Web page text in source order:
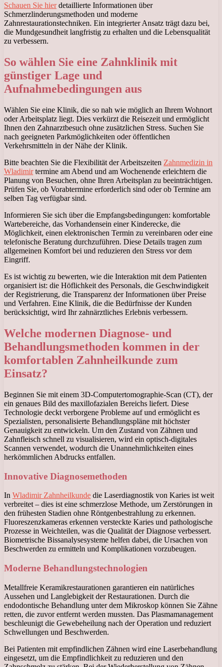
Schauen Sie hierdetaillierte Informationen über
Schmerzlinderungsmethoden und moderne
Zahnrestaurationstechniken. Ein integrierter Ansatz trägt dazu bei,
die Mundgesundheit langfristig zu erhalten und die Lebensqualität
zu verbessern.
So wählen Sie eine Zahnklinik mit
günstiger Lage und
Aufnahmebedingungen aus
Wählen Sie eine Klinik, die so nah wie möglich an Ihrem Wohnort
oder Arbeitsplatz liegt. Dies verkürzt die Reisezeit und ermöglicht
Ihnen den Zahnarztbesuch ohne zusätzlichen Stress. Suchen Sie
nach geeigneten Parkmöglichkeiten oder öffentlichen
Verkehrsmitteln in der Nähe der Klinik.
Bitte beachten Sie die Flexibilität der Arbeitszeiten Zahnmedizin in
Wladimirtermine am Abend und am Wochenende erleichtern die
Planung von Besuchen, ohne Ihren Arbeitsplan zu beeinträchtigen.
Prüfen Sie, ob Vorabtermine erforderlich sind oder ob Termine am
selben Tag verfügbar sind.
Informieren Sie sich über die Empfangsbedingungen: komfortable
Wartebereiche, das Vorhandensein einer Kinderecke, die
Möglichkeit, einen elektronischen Termin zu vereinbaren oder eine
telefonische Beratung durchzuführen. Diese Details tragen zum
allgemeinen Komfort bei und reduzieren den Stress vor dem
Eingriff.
Es ist wichtig zu bewerten, wie die Interaktion mit dem Patienten
organisiert ist: die Höflichkeit des Personals, die Geschwindigkeit
der Registrierung, die Transparenz der Informationen über Preise
und Verfahren. Eine Klinik, die die Bedürfnisse der Kunden
berücksichtigt, wird Ihr zahnärztliches Erlebnis verbessern.
Welche modernen Diagnose- und
Behandlungsmethoden kommen in der
komfortablen Zahnheilkunde zum
Einsatz?
Beginnen Sie mit einem 3D-Computertomographie-Scan (CT), der
ein genaues Bild des maxillofazialen Bereichs liefert. Diese
Technologie deckt verborgene Probleme auf und ermöglicht es
Spezialisten, personalisierte Behandlungspläne mit höchster
Genauigkeit zu entwickeln. Um den Zustand von Zähnen und
Zahnfleisch schnell zu visualisieren, wird ein optisch-digitales
Scannen verwendet, wodurch die Unannehmlichkeiten eines
herkömmlichen Abdrucks entfallen.
Innovative Diagnosemethoden
In Wladimir Zahnheilkunde die Laserdiagnostik von Karies ist weit
verbreitet – dies ist eine schmerzlose Methode, um Zerstörungen in
den frühesten Stadien ohne Röntgenbestrahlung zu erkennen.
Fluoreszenzkameras erkennen versteckte Karies und pathologische
Prozesse in Weichteilen, was die Qualität der Diagnose verbessert.
Biometrische Bissanalysesysteme helfen dabei, die Ursachen von
Beschwerden zu ermitteln und Komplikationen vorzubeugen.
Moderne Behandlungstechnologien
Metallfreie Keramikrestaurationen garantieren ein natürliches
Aussehen und Langlebigkeit der Restaurationen. Durch die
endodontische Behandlung unter dem Mikroskop können Sie Zähne
retten, die zuvor entfernt werden mussten. Das Plasmamanagement
beschleunigt die Gewebeheilung nach der Operation und reduziert
Schwellungen und Beschwerden.
Bei Patienten mit empfindlichen Zähnen wird eine Laserbehandlung
eingesetzt, um die Empfindlichkeit zu reduzieren und den